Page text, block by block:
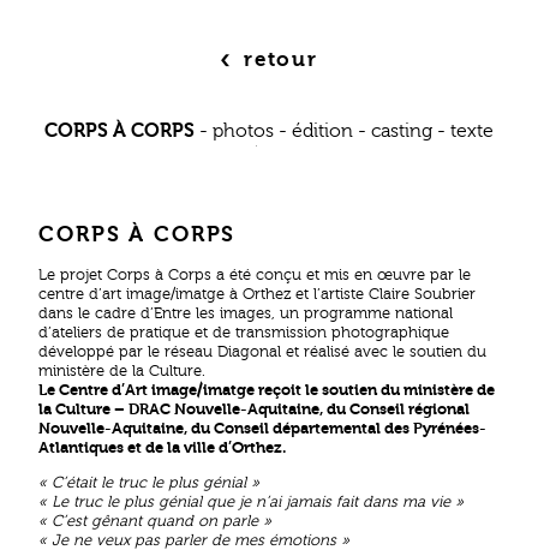
‹ retour
CORPS À CORPS- photos- édition- casting- texte
CORPS À CORPS
Le projet Corps à Corps a été conçu et mis en œuvre par le
centre d’art image/imatge à Orthez et l’artiste Claire Soubrier
dans le cadre d’Entre les images, un programme national
d’ateliers de pratique et de transmission photographique
développé par le réseau Diagonal et réalisé avec le soutien du
ministère de la Culture.
Le Centre d’Art image/imatge reçoit le soutien du ministère de
la Culture – DRAC Nouvelle-Aquitaine, du Conseil régional
Nouvelle-Aquitaine, du Conseil départemental des Pyrénées-
Atlantiques et de la ville d’Orthez.
« C’était le truc le plus génial »
« Le truc le plus génial que je n’ai jamais fait dans ma vie »
« C’est gênant quand on parle »
« Je ne veux pas parler de mes émotions »